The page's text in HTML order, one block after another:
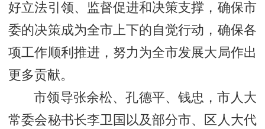
好立法引领、监督促进和决策支撑，确保市
委的决策成为全市上下的自觉行动，确保各
项工作顺利推进，努力为全市发展大局作出
更多贡献。
市领导张余松、孔德平、钱忠，市人大
常委会秘书长李卫国以及部分市、区人大代